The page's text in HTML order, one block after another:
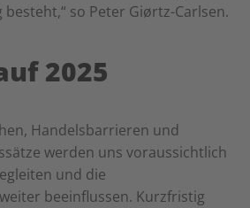
so Peter Giørtz-Carlsen.
2025
Handelsbarrieren und
werden uns voraussichtlich
und die
beeinflussen. Kurzfristig